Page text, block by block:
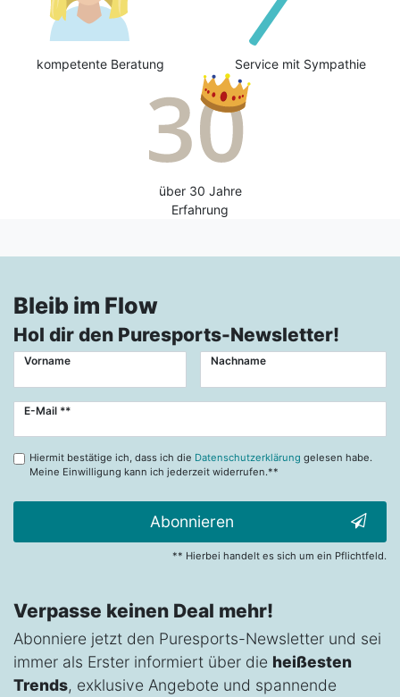
kompetente Beratung Service mit Sympathie
über 30 Jahre
Erfahrung
Bleib im Flow
Hol dir den Puresports-Newsletter!
Vorname Nachname
E-Mail **
Newsletter
Hiermit bestätige ich, dass ich die Datenschutzerklärung gelesen habe.
Meine Einwilligung kann ich jederzeit widerrufen.**
Abonnieren
** Hierbei handelt es sich um ein Pflichtfeld.
Verpasse keinen Deal mehr!
Abonniere jetzt den Puresports-Newsletter und sei
immer als Erster informiert über die heißesten
Trends, exklusive Angebote und spannende